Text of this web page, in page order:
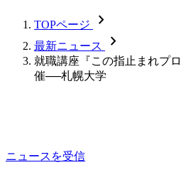
TOPページ chevron_forward
最新ニュース chevron_forward
就職講座『この指止まれプ
催──札幌大学
ニュースを受信